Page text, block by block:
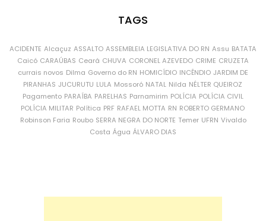
TAGS
ACIDENTE Alcaçuz ASSALTO ASSEMBLEIA LEGISLATIVA DO RN Assu BATATA
Caicó CARAÚBAS Ceará CHUVA CORONEL AZEVEDO CRIME CRUZETA
currais novos Dilma Governo do RN HOMICÍDIO INCÊNDIO JARDIM DE
PIRANHAS JUCURUTU LULA Mossoró NATAL Nilda NÉLTER QUEIROZ
Pagamento PARAÍBA PARELHAS Parnamirim POLÍCIA POLÍCIA CIVIL
POLÍCIA MILITAR Política PRF RAFAEL MOTTA RN ROBERTO GERMANO
Robinson Faria Roubo SERRA NEGRA DO NORTE Temer UFRN Vivaldo
Costa Água ÁLVARO DIAS